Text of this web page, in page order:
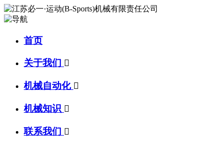
首页
关于我们 
机械自动化 
机械知识 
联系我们 